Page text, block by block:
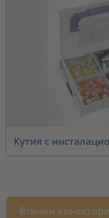
Кутия с
Всички